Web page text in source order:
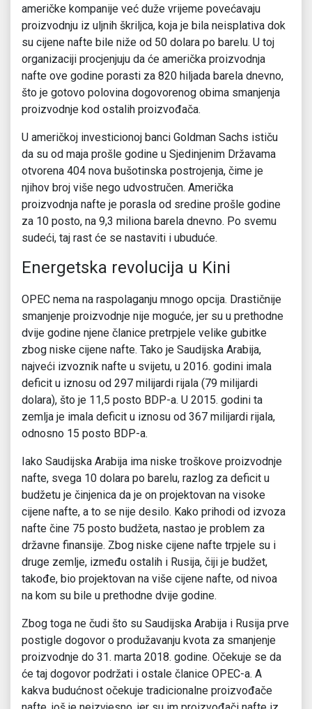
američke kompanije već duže vrijeme povećavaju
proizvodnju iz uljnih škriljca, koja je bila neisplativa dok
su cijene nafte bile niže od 50 dolara po barelu. U toj
organizaciji procjenjuju da će američka proizvodnja
nafte ove godine porasti za 820 hiljada barela dnevno,
što je gotovo polovina dogovorenog obima smanjenja
proizvodnje kod ostalih proizvođača.
U američkoj investicionoj banci Goldman Sachs ističu
da su od maja prošle godine u Sjedinjenim Državama
otvorena 404 nova bušotinska postrojenja, čime je
njihov broj više nego udvostručen. Američka
proizvodnja nafte je porasla od sredine prošle godine
za 10 posto, na 9,3 miliona barela dnevno. Po svemu
sudeći, taj rast će se nastaviti i ubuduće.
Energetska revolucija u Kini
OPEC nema na raspolaganju mnogo opcija. Drastičnije
smanjenje proizvodnje nije moguće, jer su u prethodne
dvije godine njene članice pretrpjele velike gubitke
zbog niske cijene nafte. Tako je Saudijska Arabija,
najveći izvoznik nafte u svijetu, u 2016. godini imala
deficit u iznosu od 297 milijardi rijala (79 milijardi
dolara), što je 11,5 posto BDP-a. U 2015. godini ta
zemlja je imala deficit u iznosu od 367 milijardi rijala,
odnosno 15 posto BDP-a.
Iako Saudijska Arabija ima niske troškove proizvodnje
nafte, svega 10 dolara po barelu, razlog za deficit u
budžetu je činjenica da je on projektovan na visoke
cijene nafte, a to se nije desilo. Kako prihodi od izvoza
nafte čine 75 posto budžeta, nastao je problem za
državne finansije. Zbog niske cijene nafte trpjele su i
druge zemlje, između ostalih i Rusija, čiji je budžet,
takođe, bio projektovan na više cijene nafte, od nivoa
na kom su bile u prethodne dvije godine.
Zbog toga ne čudi što su Saudijska Arabija i Rusija prve
postigle dogovor o produžavanju kvota za smanjenje
proizvodnje do 31. marta 2018. godine. Očekuje se da
će taj dogovor podržati i ostale članice OPEC-a. A
kakva budućnost očekuje tradicionalne proizvođače